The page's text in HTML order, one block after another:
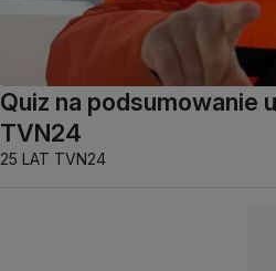
Quiz na podsumowanie
TVN24
25 LAT TVN24